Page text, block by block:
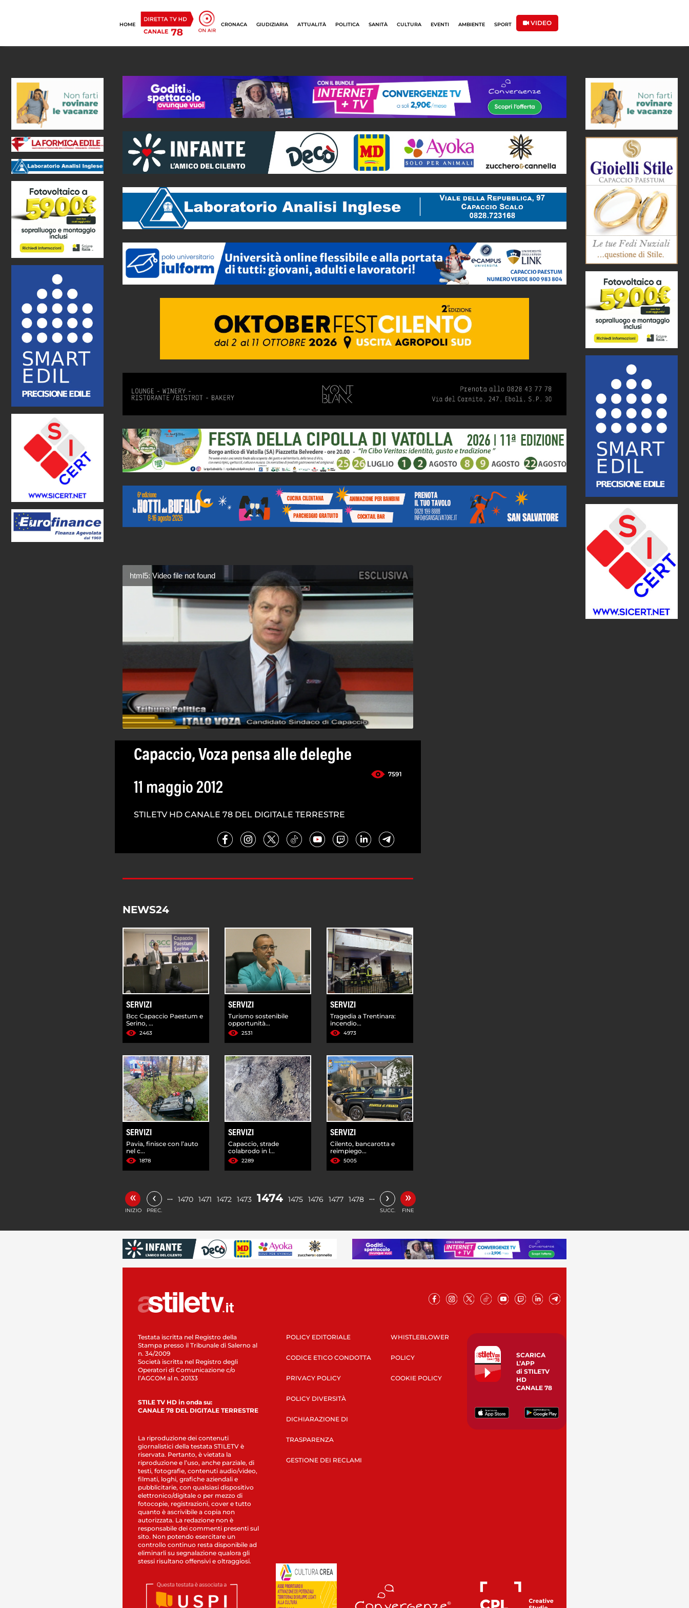
HOME CRONACA GIUDIZIARIA ATTUALITÀ POLITICA SANITÀ CULTURA EVENTI AMBIENTE SPORT VIDEO
html5: Video file not found
Capaccio, Voza pensa alle deleghe
7591
11 maggio 2012
STILETV HD CANALE 78 DEL DIGITALE TERRESTRE
NEWS24
SERVIZI
Bcc Capaccio Paestum e
Serino, ...
2463
SERVIZI
Turismo sostenibile
opportunità...
2531
SERVIZI
Tragedia a Trentinara:
incendio...
4973
SERVIZI
Pavia, finisce con l’auto
nel c...
1878
SERVIZI
Capaccio, strade
colabrodo in l...
2289
SERVIZI
Cilento, bancarotta e
reimpiego...
5005
«
INIZIO
‹
PREC.
… 1470 1471 1472 1473 1474 1475 1476 1477 1478 … ›
SUCC.
»
FINE
Testata iscritta nel Registro della
Stampa presso il Tribunale di Salerno al
n. 34/2009
Società iscritta nel Registro degli
Operatori di Comunicazione c/o
l’AGCOM al n. 20133
STILE TV HD in onda su:
CANALE 78 DEL DIGITALE TERRESTRE
La riproduzione dei contenuti
giornalistici della testata STILETV è
riservata. Pertanto, è vietata la
riproduzione e l’uso, anche parziale, di
testi, fotografie, contenuti audio/video,
filmati, loghi, grafiche aziendali e
pubblicitarie, con qualsiasi dispositivo
elettronico/digitale o per mezzo di
fotocopie, registrazioni, cover e tutto
quanto è ascrivibile a copia non
autorizzata. La redazione non è
responsabile dei commenti presenti sul
sito. Non potendo esercitare un
controllo continuo resta disponibile ad
eliminarli su segnalazione qualora gli
stessi risultano offensivi e oltraggiosi.
POLICY EDITORIALE
CODICE ETICO CONDOTTA
PRIVACY POLICY
POLICY DIVERSITÀ
DICHIARAZIONE DI
TRASPARENZA
GESTIONE DEI RECLAMI
WHISTLEBLOWER
POLICY
COOKIE POLICY
SCARICA
L’APP
di STILETV
HD
CANALE 78